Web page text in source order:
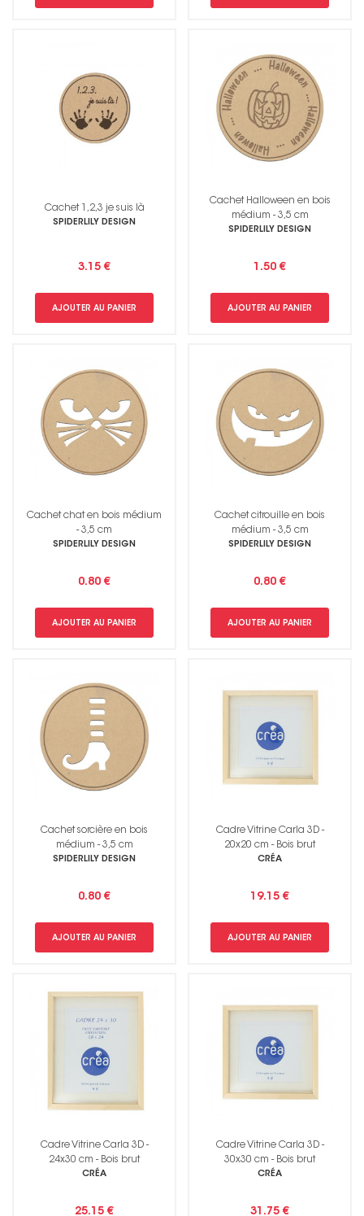
Cachet 1,2,3 je suis là
SPIDERLILY DESIGN
3.15 €
AJOUTER AU PANIER
Cachet Halloween en bois
médium - 3,5 cm
SPIDERLILY DESIGN
1.50 €
AJOUTER AU PANIER
Cachet chat en bois médium
- 3,5 cm
SPIDERLILY DESIGN
0.80 €
AJOUTER AU PANIER
Cachet citrouille en bois
médium - 3,5 cm
SPIDERLILY DESIGN
0.80 €
AJOUTER AU PANIER
Cachet sorcière en bois
médium - 3,5 cm
SPIDERLILY DESIGN
0.80 €
AJOUTER AU PANIER
Cadre Vitrine Carla 3D -
20x20 cm - Bois brut
CRÉA
19.15 €
AJOUTER AU PANIER
Cadre Vitrine Carla 3D -
24x30 cm - Bois brut
CRÉA
25.15 €
Cadre Vitrine Carla 3D -
30x30 cm - Bois brut
CRÉA
31.75 €